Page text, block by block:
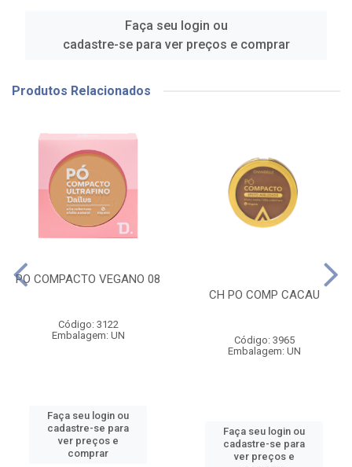
Faça seu login ou
cadastre-se para ver preços e comprar
Produtos Relacionados
PO COMPACTO VEGANO 08
Código: 3122
Embalagem: UN
Faça seu login ou
cadastre-se para
ver preços e
comprar
CH PO COMP CACAU
Código: 3965
Embalagem: UN
Faça seu login ou
cadastre-se para
ver preços e